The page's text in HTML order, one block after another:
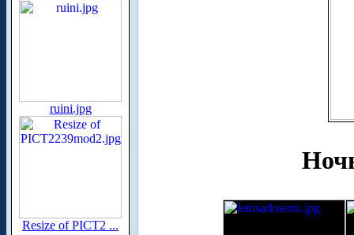
ruini.jpg
Resize of PICT2 ...